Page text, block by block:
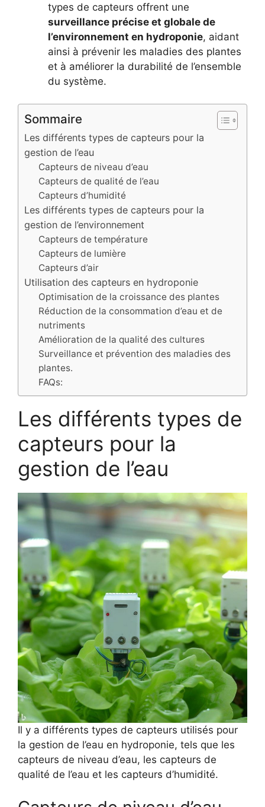
types de capteurs offrent une
surveillance précise et globale de
l’environnement en hydroponie, aidant
ainsi à prévenir les maladies des plantes
et à améliorer la durabilité de l’ensemble
du système.
Sommaire
Les différents types de capteurs pour la
gestion de l’eau
Capteurs de niveau d’eau
Capteurs de qualité de l’eau
Capteurs d’humidité
Les différents types de capteurs pour la
gestion de l’environnement
Capteurs de température
Capteurs de lumière
Capteurs d’air
Utilisation des capteurs en hydroponie
Optimisation de la croissance des plantes
Réduction de la consommation d’eau et de
nutriments
Amélioration de la qualité des cultures
Surveillance et prévention des maladies des
plantes.
FAQs:
Les différents types de
capteurs pour la
gestion de l’eau
Il y a différents types de capteurs utilisés pour
la gestion de l’eau en hydroponie, tels que les
capteurs de niveau d’eau, les capteurs de
qualité de l’eau et les capteurs d’humidité.